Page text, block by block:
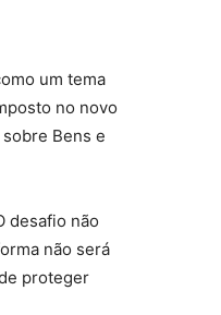
um tema
no novo
Bens e
desafio não
não será
proteger